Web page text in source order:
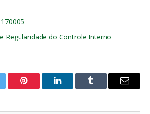
Regularidade do Controle Interno
Pinterest LinkedInTumblr
E-